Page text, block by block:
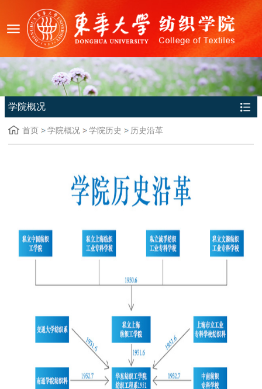
学院概况
首页 学院概况 学院历史 历史沿革